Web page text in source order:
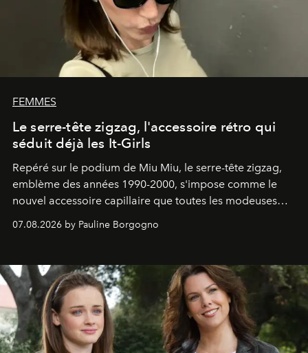
FEMMES
Le serre-tête zigzag, l'accessoire rétro qui
séduit déjà les It-Girls
Repéré sur le podium de Miu Miu, le serre-tête zigzag,
emblème des années 1990-2000, s'impose comme le
nouvel accessoire capillaire que toutes les modeuses
s'arrachent déjà.
07.08.2026 by Pauline Borgogno